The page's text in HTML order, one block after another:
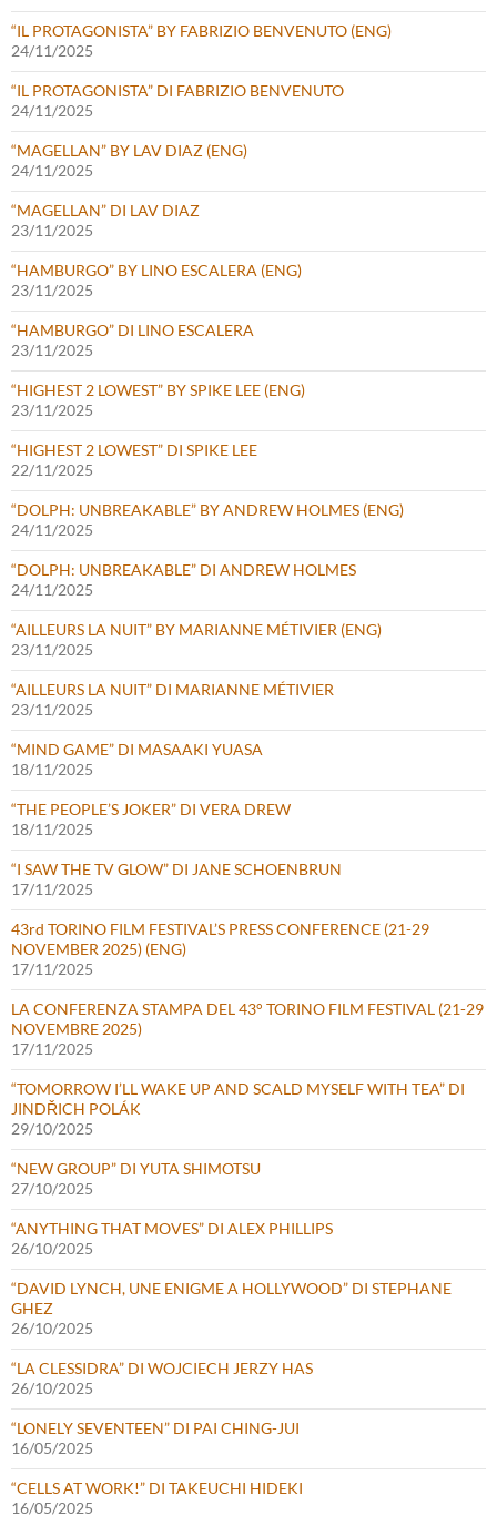
“IL PROTAGONISTA” BY FABRIZIO BENVENUTO (ENG)
24/11/2025
“IL PROTAGONISTA” DI FABRIZIO BENVENUTO
24/11/2025
“MAGELLAN” BY LAV DIAZ (ENG)
24/11/2025
“MAGELLAN” DI LAV DIAZ
23/11/2025
“HAMBURGO” BY LINO ESCALERA (ENG)
23/11/2025
“HAMBURGO” DI LINO ESCALERA
23/11/2025
“HIGHEST 2 LOWEST” BY SPIKE LEE (ENG)
23/11/2025
“HIGHEST 2 LOWEST” DI SPIKE LEE
22/11/2025
“DOLPH: UNBREAKABLE” BY ANDREW HOLMES (ENG)
24/11/2025
“DOLPH: UNBREAKABLE” DI ANDREW HOLMES
24/11/2025
“AILLEURS LA NUIT” BY MARIANNE MÉTIVIER (ENG)
23/11/2025
“AILLEURS LA NUIT” DI MARIANNE MÉTIVIER
23/11/2025
“MIND GAME” DI MASAAKI YUASA
18/11/2025
“THE PEOPLE’S JOKER” DI VERA DREW
18/11/2025
“I SAW THE TV GLOW” DI JANE SCHOENBRUN
17/11/2025
43rd TORINO FILM FESTIVAL’S PRESS CONFERENCE (21-29
NOVEMBER 2025) (ENG)
17/11/2025
LA CONFERENZA STAMPA DEL 43° TORINO FILM FESTIVAL (21-29
NOVEMBRE 2025)
17/11/2025
“TOMORROW I’LL WAKE UP AND SCALD MYSELF WITH TEA” DI
JINDŘICH POLÁK
29/10/2025
“NEW GROUP” DI YUTA SHIMOTSU
27/10/2025
“ANYTHING THAT MOVES” DI ALEX PHILLIPS
26/10/2025
“DAVID LYNCH, UNE ENIGME A HOLLYWOOD” DI STEPHANE
GHEZ
26/10/2025
“LA CLESSIDRA” DI WOJCIECH JERZY HAS
26/10/2025
“LONELY SEVENTEEN” DI PAI CHING-JUI
16/05/2025
“CELLS AT WORK!” DI TAKEUCHI HIDEKI
16/05/2025